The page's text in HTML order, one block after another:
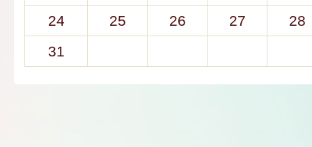
24 25 26 27
28
31